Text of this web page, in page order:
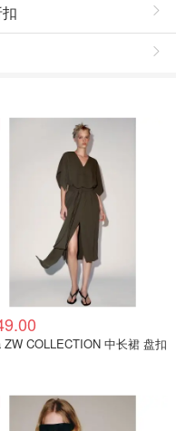
ZW COLLECTION 中长裙 盘扣